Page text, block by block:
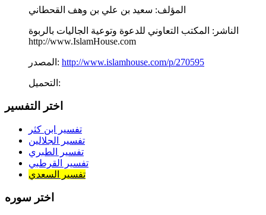
المؤلف: سعيد بن علي بن وهف القحطاني
الناشر: المكتب التعاوني للدعوة وتوعية الجاليات بالربوة
http://www.IslamHouse.com
المصدر: http://www.islamhouse.com/p/270595
التحميل:
اختر التفسير
تفسير ابن كثر
تفسير الجلالين
تفسير الطبري
تفسير القرطبي
تفسير السعدي
اختر سوره